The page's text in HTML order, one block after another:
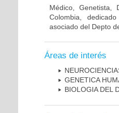
Médico, Genetista,
Colombia,
asociado del Depto
Áreas de interés
GENETICA
BIOLOGIA DEL